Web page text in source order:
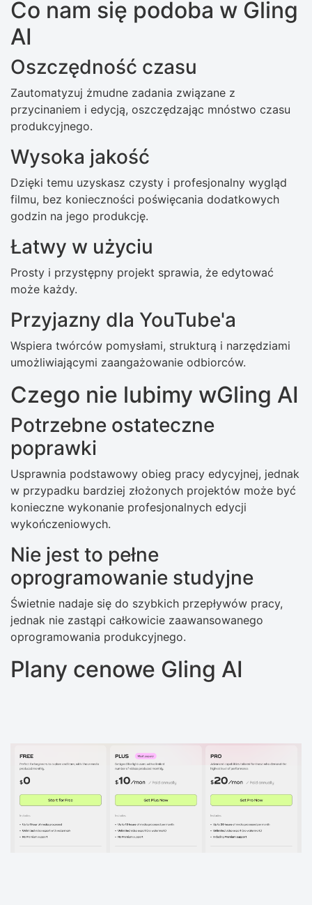
Co nam się podoba w Gling
AI
Oszczędność czasu
Zautomatyzuj żmudne zadania związane z
przycinaniem i edycją, oszczędzając mnóstwo czasu
produkcyjnego.
Wysoka jakość
Dzięki temu uzyskasz czysty i profesjonalny wygląd
filmu, bez konieczności poświęcania dodatkowych
godzin na jego produkcję.
Łatwy w użyciu
Prosty i przystępny projekt sprawia, że edytować
może każdy.
Przyjazny dla YouTube'a
Wspiera twórców pomysłami, strukturą i narzędziami
umożliwiającymi zaangażowanie odbiorców.
Czego nie lubimy wGling AI
Potrzebne ostateczne
poprawki
Usprawnia podstawowy obieg pracy edycyjnej, jednak
w przypadku bardziej złożonych projektów może być
konieczne wykonanie profesjonalnych edycji
wykończeniowych.
Nie jest to pełne
oprogramowanie studyjne
Świetnie nadaje się do szybkich przepływów pracy,
jednak nie zastąpi całkowicie zaawansowanego
oprogramowania produkcyjnego.
Plany cenowe Gling AI